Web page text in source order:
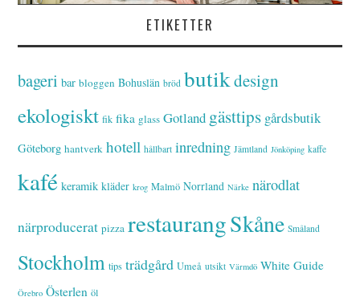
ETIKETTER
bageri bar bloggen Bohuslän bröd butikdesign
ekologiskt fik fika glass Gotland gästtips gårdsbutik
Göteborg hantverk hotell hållbart inredning Jämtland Jönköping kaffe
kafé keramik kläder krog Malmö Norrland Närke närodlat
närproducerat pizza restaurangSkåne Småland
Stockholm tips trädgård Umeå utsikt Värmdö White Guide
Örebro Österlen öl